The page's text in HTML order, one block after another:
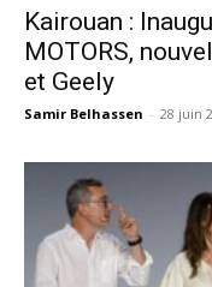
Kairouan :
MOTORS,
et Geely
Samir Belhassen - 28 juin